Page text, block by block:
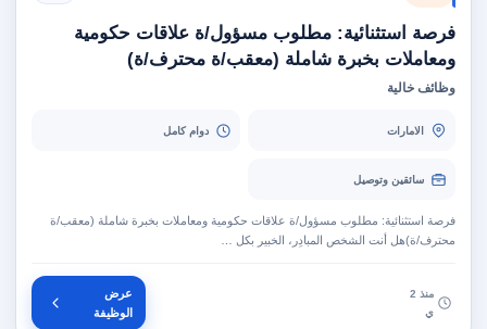
فرصة استثنائية: مطلوب مسؤول/ة علاقات حكومية
ومعاملات بخبرة شاملة (معقب/ة محترف/ة)
وظائف خالية
الامارات دوام كامل
سائقين وتوصيل
فرصة استثنائية: مطلوب مسؤول/ة علاقات حكومية ومعاملات بخبرة شاملة (معقب/ة
محترف/ة)هل أنت الشخص المبادِر، الخبير بكل …
منذ 2
ي
عرض
الوظيفة